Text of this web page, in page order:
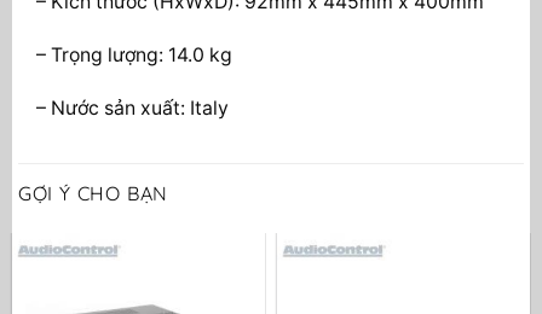
– Trọng lượng: 14.0 kg
– Nước sản xuất: Italy
GỢI Ý CHO BẠN